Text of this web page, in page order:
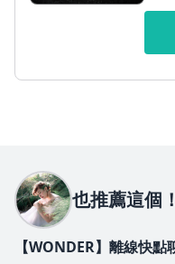
也推薦這個！
【WONDER】離線快